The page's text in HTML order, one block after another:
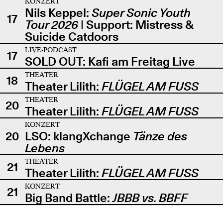
17 Nils Keppel: Super Sonic Youth
Tour 2026| Support: Mistress &
Suicide Catdoors
17
LIVE-PODCAST
SOLD OUT: Kafi am Freitag Live
18
THEATER
Theater Lilith: FLÜGEL AM FUSS
20
THEATER
Theater Lilith: FLÜGEL AM FUSS
20
KONZERT
LSO: klangXchange Tänze des
Lebens
21
THEATER
Theater Lilith: FLÜGEL AM FUSS
21
KONZERT
Big Band Battle:JBBB vs. BBFF